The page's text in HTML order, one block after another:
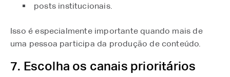
posts institucionais.
Isso é especialmente importante quando mais de
uma pessoa participa da produção de conteúdo.
7. Escolha os canais prioritários